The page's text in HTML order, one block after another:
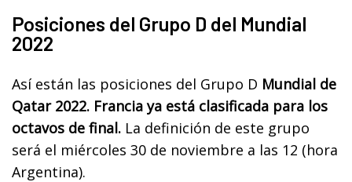
Posiciones del Grupo D del Mundial
2022
Así están las posiciones del Grupo D Mundial de
Qatar 2022. Francia ya está clasificada para los
octavos de final. La definición de este grupo
será el miércoles 30 de noviembre a las 12 (hora
Argentina).